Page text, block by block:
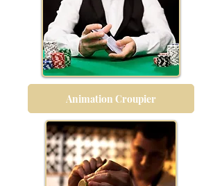
Animation Croupier